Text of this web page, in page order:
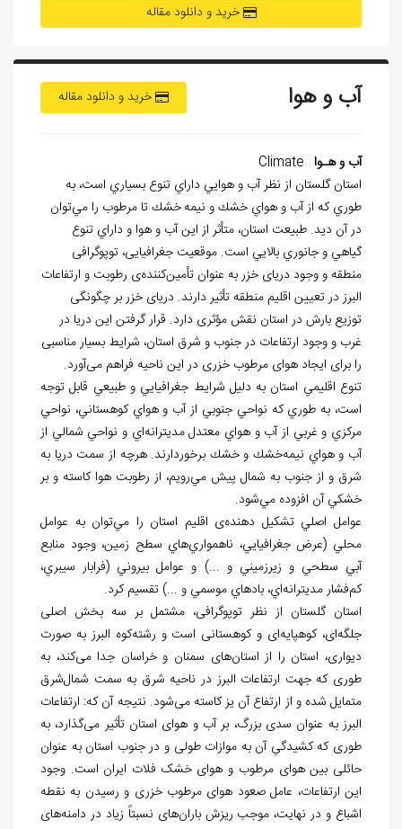
خرید و دانلود مقاله
خرید و دانلود مقاله آب و هوا
آب و هـوا Climate
استان گلستان از نظر آب و هوایي داراي تنوع بسياري است، به
طوري كه از آب و هواي خشك و نيمهخشك تا مرطوب را مي‌‏توان
در آن دید. طبيعت استان، متأثر از اين آب و هوا و داراي تنوع
گياهي و جانوري بالایي است. موقعیت جغرافیایی، توپوگرافی
منطقه و وجود دریای خزر به عنوان تأمینکننده‏‌ی رطوبت و ارتفاعات
البرز در تعیین اقلیم منطقه تأثیر دارند. دریای خزر بر چگونگی
توزیع بارش در استان نقش مؤثری دارد. قرار گرفتن این دریا در
غرب و وجود ارتفاعات در جنوب و شرق استان، شرایط بسیار مناسبی
را برای ايجاد هوای مرطوب خزری در این ناحیه فراهم می‌آورد.
تنوع اقليمي استان به دليل شرايط جغرافيایي و طبيعي قابل توجه
است، به طوري كه نواحي جنوبي از آب و هواي كوهستاني، نواحي
مركزي و غربي از آب و هواي معتدل مديترانه‌‏اي و نواحي شمالي از
آب و هواي نيمه‏‌خشك و خشك برخوردارند. هرچه از سمت دريا به
شرق و از جنوب به شمال پيش مي‌‏رويم، از رطوبت هوا كاسته و بر
خشكي آن افزوده مي‏‌شود.
عوامل اصلي تشكيل دهنده‏‌ی اقليم استان را مي‏‌توان به عوامل
محلي (عرض جغرافيایي، ناهمواري‏‌هاي سطح زمين، وجود منابع
آبي سطحي و زيرزميني و ...) و عوامل بيروني (فرابار سيبري،
كم‏‌فشار مديترانهاي، بادهاي موسمي و ...) تقسيم کرد.
استان گلستان از نظر توپوگرافی، مشتمل بر سه بخش اصلی
جلگهای، کوهپایهای و کوهستانی است و رشتهکوه البرز به صورت
دیواری، استان را از استانهای سمنان و خراسان جدا میکند، به
طوری که جهت ارتفاعات البرز در ناحیه شرق به سمت شمال‏‌شرق
متمایل شده و از ارتفاع آن یز کاسته میشود. نتیجه آن که: ارتفاعات
البرز به عنوان سدی بزرگ، بر آب و هوای استان تأثیر میگذارد، به
طوری که کشیدگیِ آن به موازات طولی و در جنوب استان به عنوان
حائلی بین هوای مرطوب و هوای خشک فلات ایران است. وجود
این ارتفاعات، عامل صعود هوای مرطوب خزری و رسیدن به نقطه
اشباع و در نهایت، موجب ریزش بارانهای نسبتاً زیاد در دامنههای